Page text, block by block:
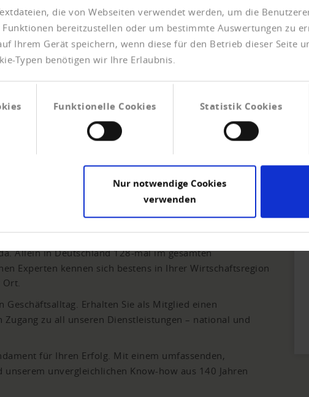
die von Webseiten verwendet werden, um die
bereitzustellen oder um bestimmte Auswertungen zu
Ihrem Gerät speichern, wenn diese für den Betrieb dieser Seite
Typen benötigen wir Ihre Erlaubnis.
Funktionelle Cookies Statistik Cookies
Nur notwendige Cookies
verwenden
(weltweit)
Die Markenwerte von
mit unseren Kunden. Mit über 158.000
Informationen und Zahlungserfahrungen mit uns
Gemeinschaft.
Allein in Deutschland 128-mal im gesamten
Experten kennen sich bestens in Ihrer Wirtschaftsregion
Ort.
Geschäftsalltag. Erhalten Sie als Mitglied einen
zu all unseren Dienstleistungen – national und
für Ihren Erfolg. Mit einem umfassenden,
unvergleichlichen Know-how aus 140 Jahren